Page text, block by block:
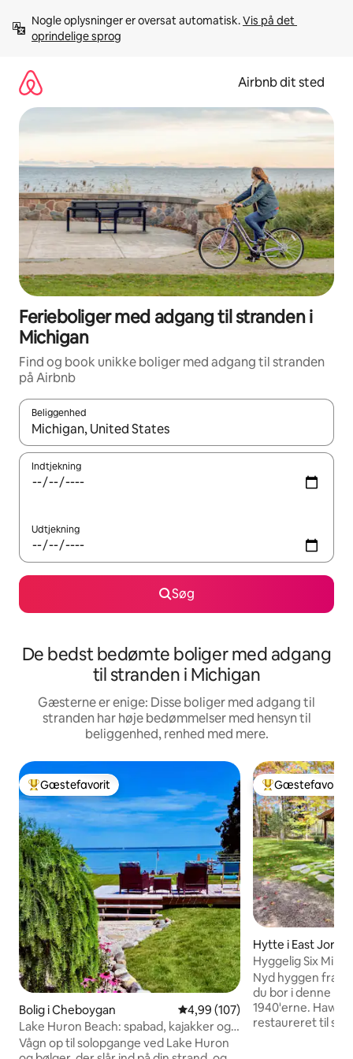
videre
Nogle oplysninger er oversat automatisk. Vis på det
oprindelige sprog
Airbnb dit sted
Ferieboliger med adgang til stranden i
Michigan
Find og book unikke boliger med adgang til stranden
på Airbnb
Beliggenhed
Når resultaterne er tilgængelige, skal du navigere med
Indtjekning
Udtjekning
Søg
De bedst bedømte boliger med adgang
til stranden i Michigan
Gæsterne er enige: Disse boliger med adgang til
stranden har høje bedømmelser med hensyn til
beliggenhed, renhed med mere.
Bedste gæstefavorit
Gæstefavorit
Bolig i Cheboygan 4,99 ud af 5 i gennemsnitlig
4,99 (107)
Lake Huron Beach: spabad, kajakker og
fantastisk udsigt
Vågn op til solopgange ved Lake Huron
Bedste
Gæstefavorit
Hytte i East
Hyggelig Six Mile
Nyd hyggen fra
du bor i denne
1940'erne.
restaureret til sin